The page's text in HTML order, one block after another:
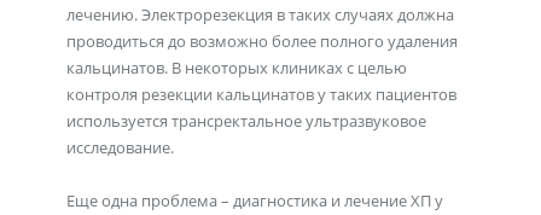
лечению. Электрорезекция в таких случаях должна
проводиться до возможно более полного удаления
кальцинатов. В некоторых клиниках с целью
контроля резекции кальцинатов у таких пациентов
используется трансректальное ультразвуковое
исследование.
Еще одна проблема – диагностика и лечение ХП у